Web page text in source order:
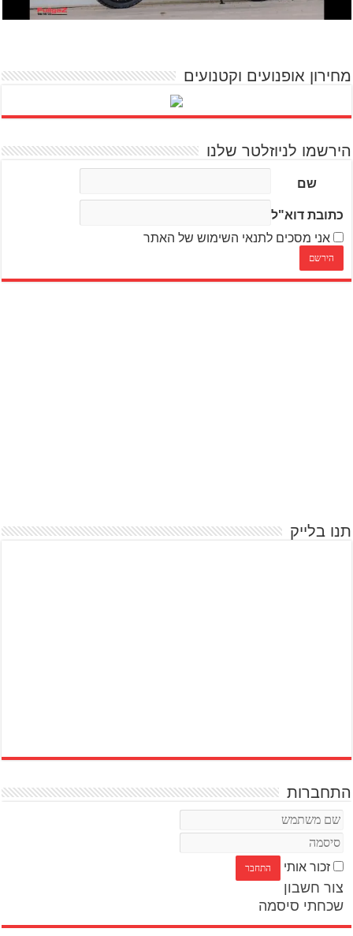
מחירון אופנועים וקטנועים
הירשמו לניוזלטר שלנו
שם
כתובת דוא"ל
אני מסכים לתנאי השימוש של האתר
תנו בלייק
התחברות
זכור אותי
צור חשבון
שכחתי סיסמה